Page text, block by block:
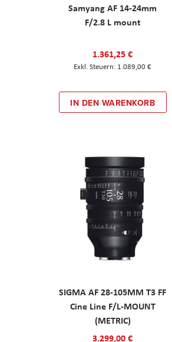
Samyang AF 14-24mm
F/2.8 L mount
1.361,25 €
1.089,00 €
IN DEN WARENKORB
SIGMA AF 28-105MM T3 FF
Cine Line F/L-MOUNT
(METRIC)
3.299,00 €